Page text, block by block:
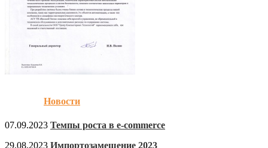
Новости
07.09.2023 Темпы роста в e-commerce
29.08.2023 Импортозамещение 2023